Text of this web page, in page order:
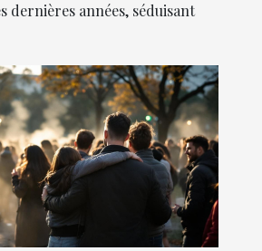
dernières années, séduisant